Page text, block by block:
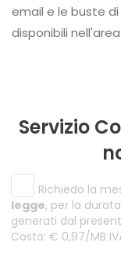
email e le buste
Servizio
Richiedo la
legge, per la
generati dal
Costo: € 0,97/MB